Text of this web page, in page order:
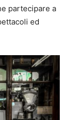
partecipare a
ed